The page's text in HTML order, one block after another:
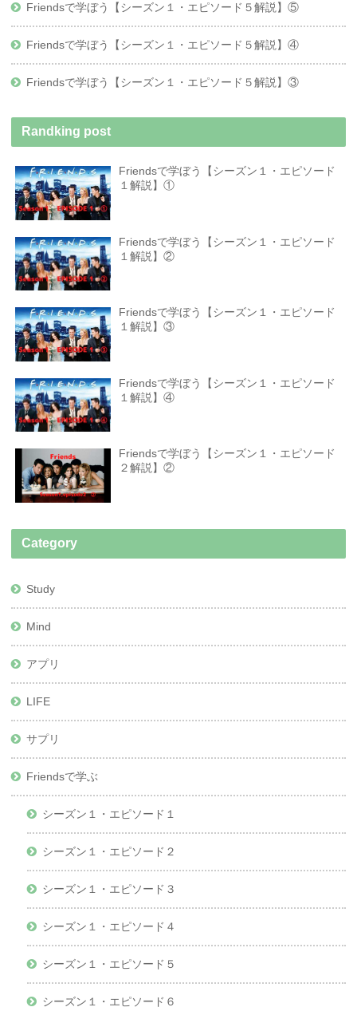
Friendsで学ぼう【シーズン１・エピソード５解説】⑤
Friendsで学ぼう【シーズン１・エピソード５解説】④
Friendsで学ぼう【シーズン１・エピソード５解説】③
Randking post
Friendsで学ぼう【シーズン１・エピソード
１解説】①
Friendsで学ぼう【シーズン１・エピソード
１解説】②
Friendsで学ぼう【シーズン１・エピソード
１解説】③
Friendsで学ぼう【シーズン１・エピソード
１解説】④
Friendsで学ぼう【シーズン１・エピソード
２解説】②
Category
Study
Mind
アプリ
LIFE
サプリ
Friendsで学ぶ
シーズン１・エピソード１
シーズン１・エピソード２
シーズン１・エピソード３
シーズン１・エピソード４
シーズン１・エピソード５
シーズン１・エピソード６